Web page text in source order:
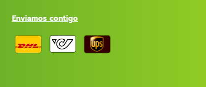
Enviamos contigo